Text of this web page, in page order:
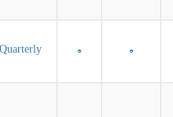
0
0
Quarterly